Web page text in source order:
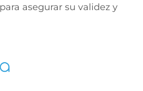
asegurar su validez y